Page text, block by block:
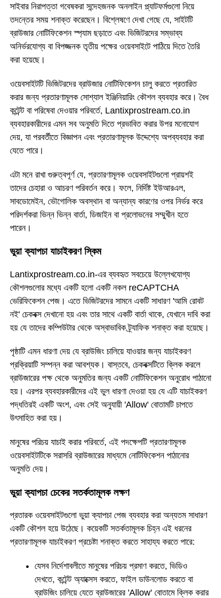
সাইবার নিরাপত্তা গবেষকরা সন্দেহজনক অনলাইন প্ল্যাটফর্মগুলো নিয়ে
তদন্তের সময় শনাক্ত করেছেন। বিশ্লেষণে দেখা গেছে যে, সাইটটি
ব্রাউজার নোটিফিকেশন স্প্যাম ছড়াতে এবং ভিজিটরদের সম্ভাব্য
অনির্ভরযোগ্য বা বিপজ্জনক তৃতীয় পক্ষের ওয়েবসাইটে পাঠিয়ে দিতে তৈরি
করা হয়েছে।
ওয়েবসাইটটি ভিজিটরদের ব্রাউজার নোটিফিকেশন চালু করতে প্রতারিত
করার জন্য প্রতারণামূলক সোশ্যাল ইঞ্জিনিয়ারিং কৌশল ব্যবহার করে। বৈধ
কন্টেন্ট বা পরিষেবা দেওয়ার পরিবর্তে, Lantixprostream.co.in
ব্যবহারকারীদের এমন সব অনুমতি দিতে প্রভাবিত করার উপর মনোযোগ
দেয়, যা পরবর্তীতে বিজ্ঞাপন এবং প্রতারণামূলক উদ্দেশ্যে অপব্যবহার করা
যেতে পারে।
এটা মনে রাখা গুরুত্বপূর্ণ যে, প্রতারণামূলক ওয়েবসাইটগুলো প্রায়শই
তাদের চেহারা ও আচরণ পরিবর্তন করে। ফলে, নির্দিষ্ট ইউআরএল,
সাবডোমেইন, ভৌগোলিক অবস্থান বা অন্যান্য কারণের ওপর নির্ভর করে
পরিদর্শকরা ভিন্ন ভিন্ন বার্তা, ডিজাইন বা প্রলোভনের সম্মুখীন হতে
পারেন।
ভুয়া ক্যাপচা যাচাইকরণ স্কিম
Lantixprostream.co.in-এর ব্যবহৃত সবচেয়ে উল্লেখযোগ্য
কৌশলগুলোর মধ্যে একটি হলো একটি নকল reCAPTCHA
ভেরিফিকেশন পেজ। এতে ভিজিটরদের সামনে একটি সাধারণ 'আমি রোবট
নই' চেকবক্স দেখানো হয় এবং তার সাথে একটি বার্তা থাকে, যেখানে দাবি করা
হয় যে তাদের কম্পিউটার থেকে অস্বাভাবিক ট্র্যাফিক শনাক্ত করা হয়েছে।
পৃষ্ঠাটি এমন ধারণা দেয় যে ব্রাউজিং চালিয়ে যাওয়ার জন্য যাচাইকরণ
প্রক্রিয়াটি সম্পন্ন করা আবশ্যক। বাস্তবে, চেকবক্সটিতে ক্লিক করলে
ব্রাউজারের পক্ষ থেকে অনুমতির জন্য একটি নোটিফিকেশন অনুরোধ পাঠানো
হয়। এরপর ব্যবহারকারীদের এই ভুল ধারণা দেওয়া হয় যে এটি যাচাইকরণ
পদ্ধতিরই একটি অংশ, এবং সেই অনুযায়ী 'Allow' বোতামটি চাপতে
উৎসাহিত করা হয়।
মানুষের পরিচয় যাচাই করার পরিবর্তে, এই পদক্ষেপটি প্রতারণামূলক
ওয়েবসাইটটিকে সরাসরি ব্রাউজারের মাধ্যমে নোটিফিকেশন পাঠানোর
অনুমতি দেয়।
ভুয়া ক্যাপচা চেকের সতর্কতামূলক লক্ষণ
প্রতারক ওয়েবসাইটগুলো ভুয়া ক্যাপচা পেজ ব্যবহার করা অন্যতম সাধারণ
একটি কৌশল হয়ে উঠেছে। কয়েকটি সতর্কতামূলক চিহ্ন এই ধরনের
প্রতারণামূলক যাচাইকরণ প্রচেষ্টা শনাক্ত করতে সাহায্য করতে পারে:
যেসব নির্দেশাবলীতে মানুষের পরিচয় প্রমাণ করতে, ভিডিও
দেখতে, কন্টেন্ট অ্যাক্সেস করতে, ফাইল ডাউনলোড করতে বা
ব্রাউজিং চালিয়ে যেতে ব্রাউজারের 'Allow' বোতামে ক্লিক করার